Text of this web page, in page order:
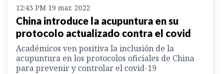
12:43 PM 19 mar. 2022
China introduce la acupuntura en su
protocolo actualizado contra el covid
Académicos ven positiva la inclusión de la
acupuntura en los protocolos oficiales de China
para prevenir y controlar el covid-19